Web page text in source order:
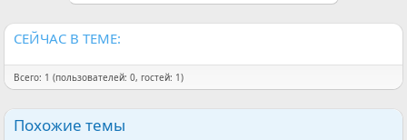
СЕЙЧАС В ТЕМЕ:
Всего: 1 (пользователей: 0, гостей: 1)
Похожие темы